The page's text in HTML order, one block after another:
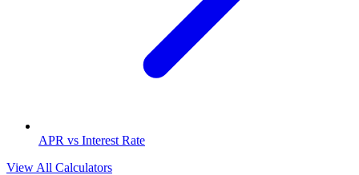
APR vs Interest Rate
View All Calculators